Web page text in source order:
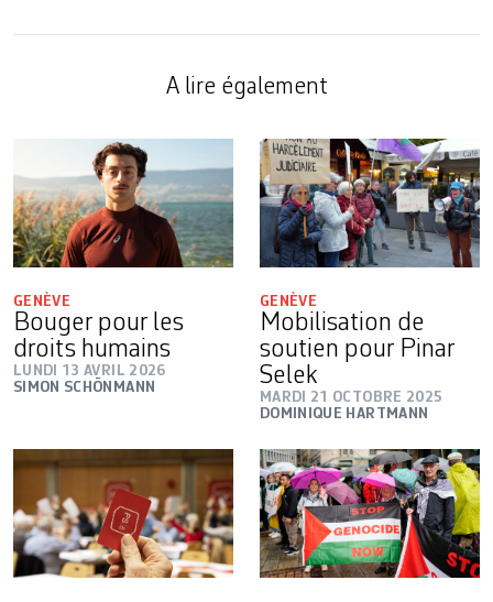
A lire également
GENÈVE
Bouger pour les
droits humains
LUNDI 13 AVRIL 2026
SIMON SCHÖNMANN
GENÈVE
Mobilisation de
soutien pour Pinar
Selek
MARDI 21 OCTOBRE 2025
DOMINIQUE HARTMANN